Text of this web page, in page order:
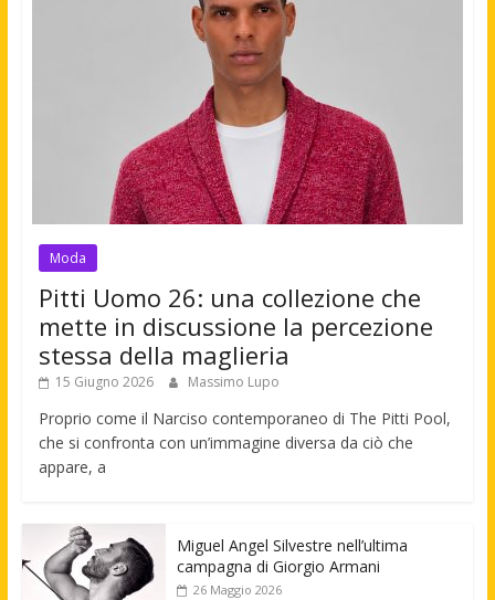
Moda
Pitti Uomo 26: una collezione che
mette in discussione la percezione
stessa della maglieria
15 Giugno 2026 Massimo Lupo
Proprio come il Narciso contemporaneo di The Pitti Pool,
che si confronta con un’immagine diversa da ciò che
appare, a
Miguel Angel Silvestre nell’ultima
campagna di Giorgio Armani
26 Maggio 2026